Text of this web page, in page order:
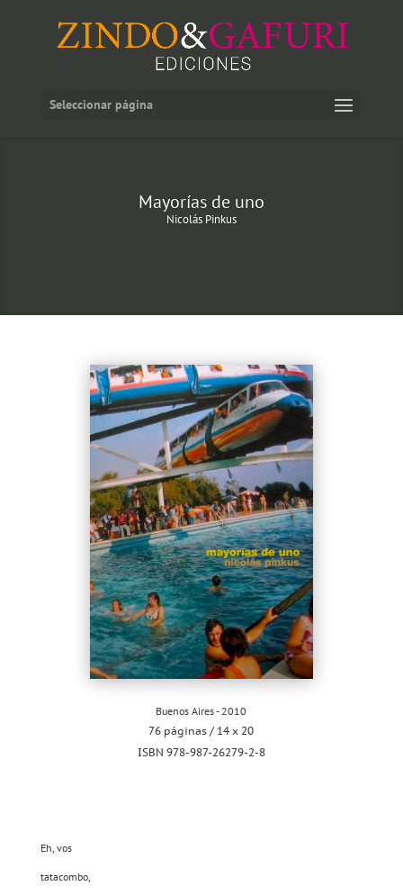
Seleccionar página
Mayorías de uno
Nicolás Pinkus
Buenos Aires - 2010
76 páginas / 14 x 20
ISBN 978-987-26279-2-8
Eh, vos
tatacombo,